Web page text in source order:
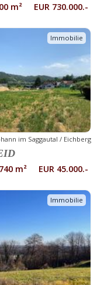
m² EUR 730.000.-
Immobilie
im Saggautal / Eichberg
740 m² EUR 45.000.-
Immobilie